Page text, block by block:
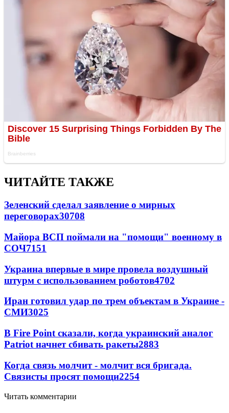
ЧИТАЙТЕ ТАКЖЕ
Зеленский сделал заявление о мирных
переговорах30708
Майора ВСП поймали на "помощи" военному в
СОЧ7151
Украина впервые в мире провела воздушный
штурм с использованием роботов4702
Иран готовил удар по трем объектам в Украине -
СМИ3025
В Fire Point сказали, когда украинский аналог
Patriot начнет сбивать ракеты2883
Когда связь молчит - молчит вся бригада.
Связисты просят помощи2254
Читать комментарии